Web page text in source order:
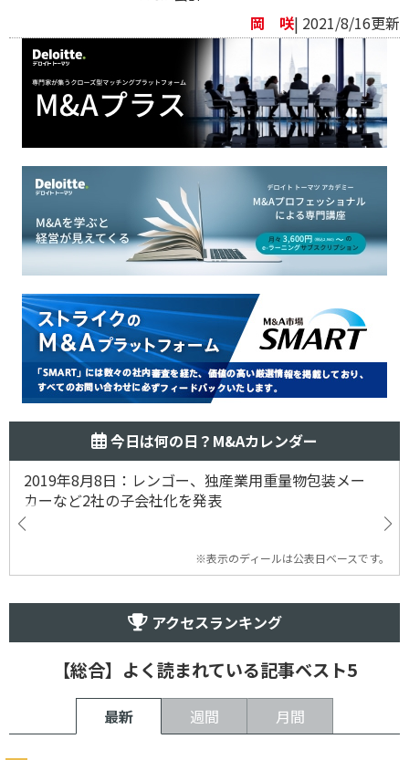
岡 咲| 2021/8/16更新
今日は何の日？M&Aカレンダー
2019年8月8日：レンゴー、独産業用重量物包装メー
カーなど2社の子会社化を発表
※表示のディールは公表日ベースです。
アクセスランキング
【総合】よく読まれている記事ベスト5
最新 週間 月間